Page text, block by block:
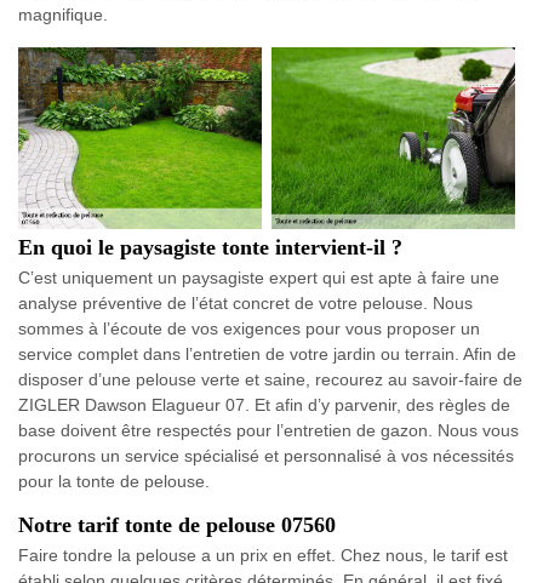
magnifique.
En quoi le paysagiste tonte intervient-il ?
C’est uniquement un paysagiste expert qui est apte à faire une
analyse préventive de l’état concret de votre pelouse. Nous
sommes à l’écoute de vos exigences pour vous proposer un
service complet dans l’entretien de votre jardin ou terrain. Afin de
disposer d’une pelouse verte et saine, recourez au savoir-faire de
ZIGLER Dawson Elagueur 07. Et afin d’y parvenir, des règles de
base doivent être respectés pour l’entretien de gazon. Nous vous
procurons un service spécialisé et personnalisé à vos nécessités
pour la tonte de pelouse.
Notre tarif tonte de pelouse 07560
Faire tondre la pelouse a un prix en effet. Chez nous, le tarif est